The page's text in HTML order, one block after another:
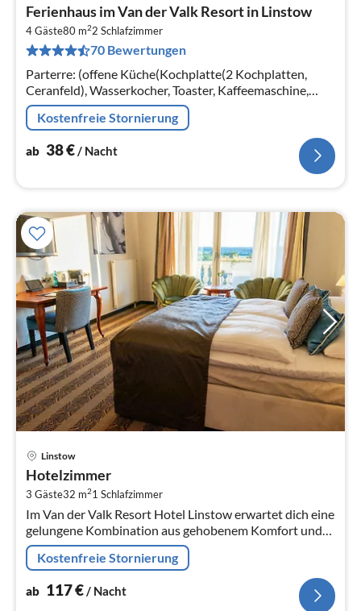
Ferienhaus im Van der Valk Resort in Linstow
4 Gäste80 m22 Schlafzimmer
70 Bewertungen
Parterre: (offene Küche(Kochplatte(2 Kochplatten,
Ceranfeld), Wasserkocher, Toaster, Kaffeemaschine,
Mikrowelle, Spülmaschine, Kühlschrank(+ Gefrierfach))
Kostenfreie Stornierung
ab 38€ / Nacht
Linstow
Hotelzimmer
3 Gäste32 m21 Schlafzimmer
Im Van der Valk Resort Hotel Linstow erwartet dich eine
gelungene Kombination aus gehobenem Komfort und
naturnahem Erholungsort.
Kostenfreie Stornierung
ab 117€/ Nacht